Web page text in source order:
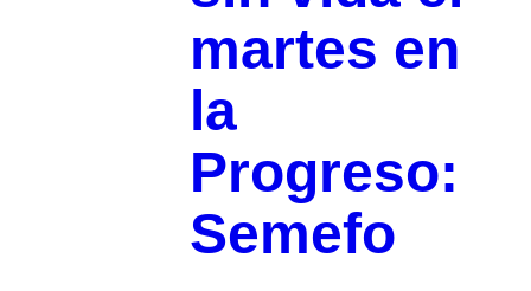
martes en
la
Progreso:
Semefo